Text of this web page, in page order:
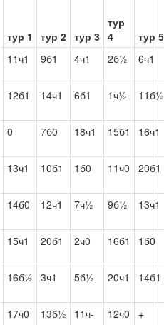
тур 1 тур 2 тур 3
тур
4
тур 5
11ч1 9б1 4ч1 2б½ 6ч1
12б1 14ч1 6б1 1ч½ 11б½
0 7б0 18ч1 15б1 16ч1
13ч1 10б1 1б0 11ч0 20б1
14б0 12ч1 7ч½ 9б½ 13ч1
15ч1 20б1 2ч0 16б1 1б0
16б½ 3ч1 5б½ 20ч1 14б1
17ч0 13б½ 11ч- 12ч0 +